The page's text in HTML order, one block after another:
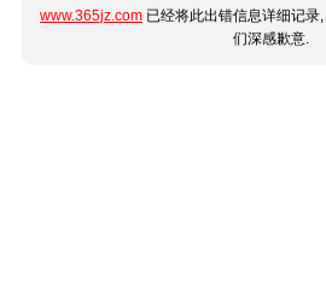
www.365jz.com 已经将此出错信息详细记
们深感歉意.